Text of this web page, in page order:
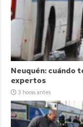
Neuquén: cuándo
expertos
3 horas antes